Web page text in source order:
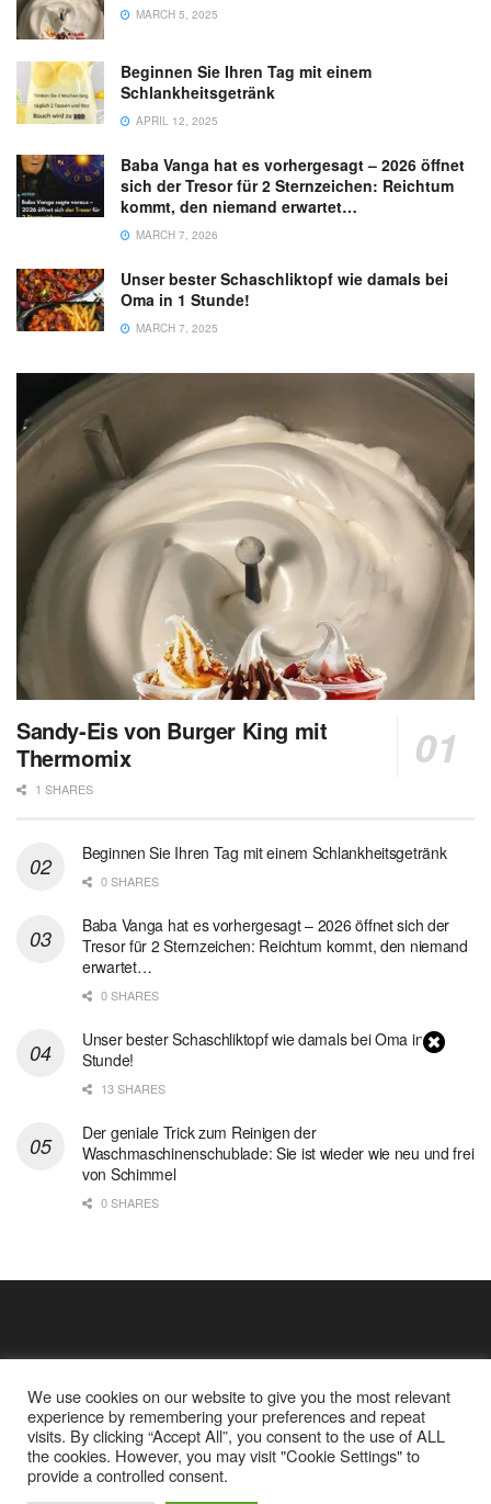
MARCH 5, 2025
Beginnen Sie Ihren Tag mit einem
Schlankheitsgetränk
APRIL 12, 2025
Baba Vanga hat es vorhergesagt – 2026 öffnet
sich der Tresor für 2 Sternzeichen: Reichtum
kommt, den niemand erwartet…
MARCH 7, 2026
Unser bester Schaschliktopf wie damals bei
Oma in 1 Stunde!
MARCH 7, 2025
Sandy-Eis von Burger King mit
Thermomix
1 SHARES
Beginnen Sie Ihren Tag mit einem Schlankheitsgetränk
0 SHARES
Baba Vanga hat es vorhergesagt – 2026 öffnet sich der
Tresor für 2 Sternzeichen: Reichtum kommt, den niemand
erwartet…
0 SHARES
Unser bester Schaschliktopf wie damals bei Oma in 1
Stunde!
13 SHARES
Der geniale Trick zum Reinigen der
Waschmaschinenschublade: Sie ist wieder wie neu und frei
von Schimmel
0 SHARES
Cookie Policy
Datenschutz
Google Analytics und Cookie Dateien
We use cookies on our website to give you the most relevant
experience by remembering your preferences and repeat
visits. By clicking “Accept All”, you consent to the use of ALL
the cookies. However, you may visit "Cookie Settings" to
provide a controlled consent.